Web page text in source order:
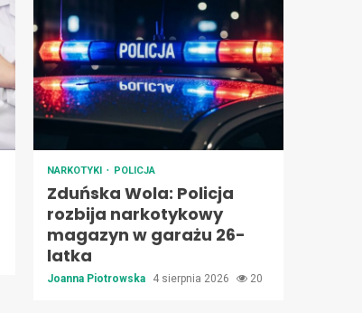
NARKOTYKI POLICJA
Zduńska Wola: Policja
rozbija narkotykowy
magazyn w garażu 26-
latka
Joanna Piotrowska 4 sierpnia 2026 20